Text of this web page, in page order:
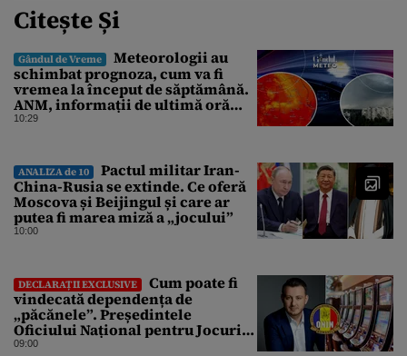
Citește Și
Gândul de Vreme
Meteorologii au
schimbat prognoza, cum va fi
vremea la început de săptămână.
ANM, informații de ultimă oră
pentru Gândul
10:29
ANALIZA de 10
Pactul militar Iran-
China-Rusia se extinde. Ce oferă
Moscova și Beijingul și care ar
putea fi marea miză a „jocului”
10:00
DECLARAȚII EXCLUSIVE
Cum poate fi
vindecată dependența de
„păcănele”. Președintele
Oficiului Național pentru Jocuri
de Noroc propune o ordonanță de
09:00